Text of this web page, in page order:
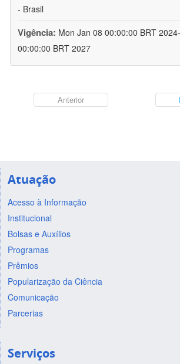
- Brasil
Vigência: Mon Jan 08 00:00:00 BRT
00:00:00 BRT 2027
Anterior
Atuação
Acesso à Informação
Institucional
Bolsas e Auxílios
Programas
Prêmios
Popularização da Ciência
Comunicação
Parcerias
Serviços